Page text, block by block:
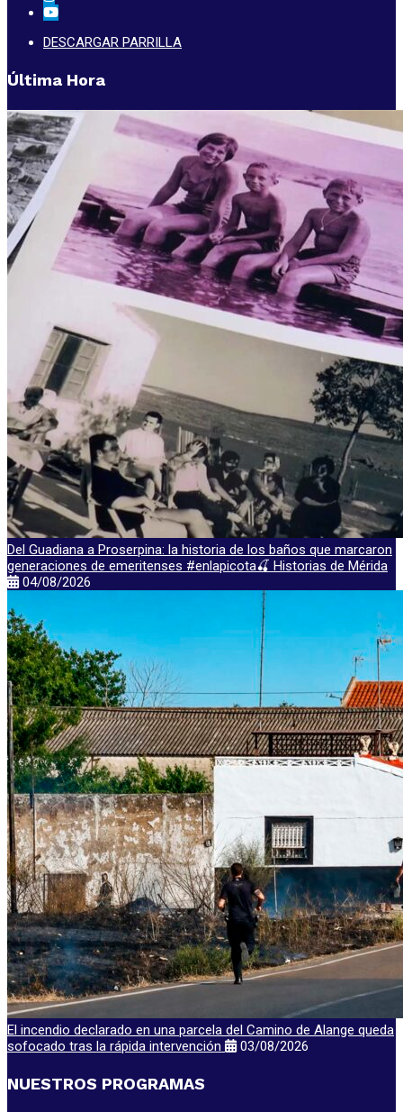
DESCARGAR PARRILLA
Última Hora
Del Guadiana a Proserpina: la historia de los baños que marcaron
generaciones de emeritenses #enlapicota🍒 Historias de Mérida
04/08/2026
El incendio declarado en una parcela del Camino de Alange queda
sofocado tras la rápida intervención
03/08/2026
NUESTROS PROGRAMAS